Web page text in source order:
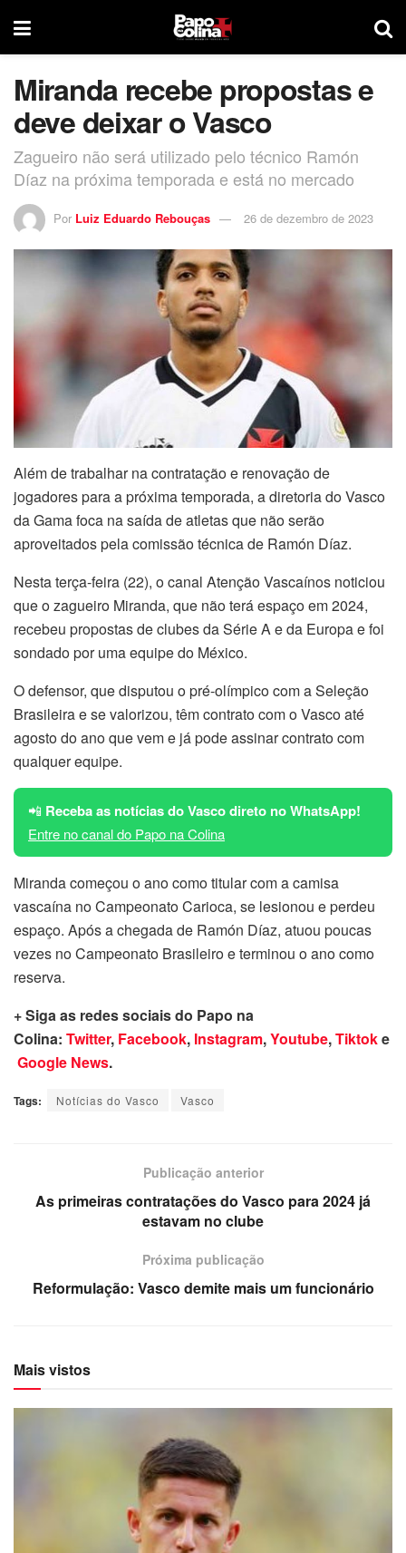
Miranda recebe propostas e
deve deixar o Vasco
Zagueiro não será utilizado pelo técnico Ramón
Díaz na próxima temporada e está no mercado
Por Luiz Eduardo Rebouças 26 de dezembro de 2023
Além de trabalhar na contratação e renovação de
jogadores para a próxima temporada, a diretoria do Vasco
da Gama foca na saída de atletas que não serão
aproveitados pela comissão técnica de Ramón Díaz.
Nesta terça-feira (22), o canal Atenção Vascaínos noticiou
que o zagueiro Miranda, que não terá espaço em 2024,
recebeu propostas de clubes da Série A e da Europa e foi
sondado por uma equipe do México.
O defensor, que disputou o pré-olímpico com a Seleção
Brasileira e se valorizou, têm contrato com o Vasco até
agosto do ano que vem e já pode assinar contrato com
qualquer equipe.
📲 Receba as notícias do Vasco direto no WhatsApp!
Entre no canal do Papo na Colina
Miranda começou o ano como titular com a camisa
vascaína no Campeonato Carioca, se lesionou e perdeu
espaço. Após a chegada de Ramón Díaz, atuou poucas
vezes no Campeonato Brasileiro e terminou o ano como
reserva.
+ Siga as redes sociais do Papo na
Colina: Twitter, Facebook, Instagram,Youtube,Tiktoke
Google News.
Tags: Notícias do Vasco Vasco
Publicação anterior
As primeiras contratações do Vasco para 2024 já
estavam no clube
Próxima publicação
Reformulação: Vasco demite mais um funcionário
Mais vistos